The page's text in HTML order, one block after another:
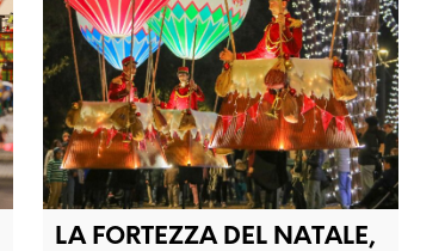
LA FORTEZZA DEL NATALE,